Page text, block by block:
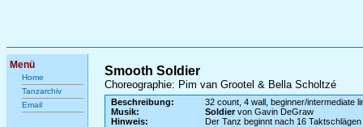
Menü
Home
Tanzarchiv
Email
Smooth Soldier
Choreographie: Pim van Grootel & Bella Scholtzé
Beschreibung:
32 count, 4 wall, beginner/intermediate
Musik:
Soldiervon Gavin DeGraw
Hinweis:
Der Tanz beginnt nach 16 Taktschlägen